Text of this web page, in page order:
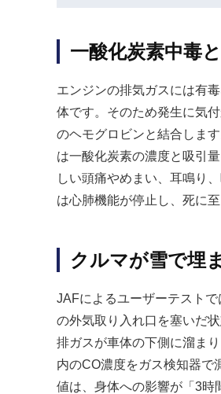
一酸化炭素中毒
エンジンの排気ガスには有
体です。そのため発生に気
のヘモグロビンと結合しま
は一酸化炭素の濃度と吸引
しい頭痛やめまい、耳鳴り
は心肺機能が停止し、死に至
クルマが雪で埋
JAFによるユーザーテスト
の外気取り入れ口を塞いだ
排ガスが車体の下側に溜ま
内のCO濃度をガス検知器で
値は、身体への影響が「3時